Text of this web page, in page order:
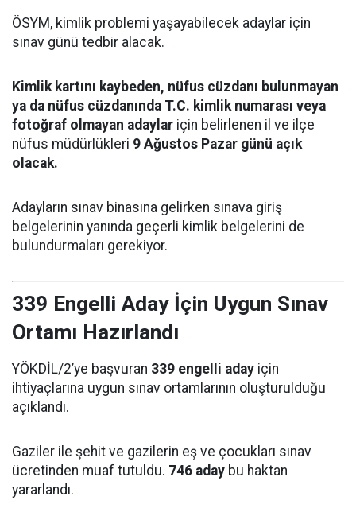
ÖSYM, kimlik problemi yaşayabilecek adaylar için
sınav günü tedbir alacak.
Kimlik kartını kaybeden, nüfus cüzdanı bulunmayan
ya da nüfus cüzdanında T.C. kimlik numarası veya
fotoğraf olmayan adaylar için belirlenen il ve ilçe
nüfus müdürlükleri 9 Ağustos Pazar günü açık
olacak.
Adayların sınav binasına gelirken sınava giriş
belgelerinin yanında geçerli kimlik belgelerini de
bulundurmaları gerekiyor.
339 Engelli Aday İçin Uygun Sınav
Ortamı Hazırlandı
YÖKDİL/2’ye başvuran 339 engelli aday için
ihtiyaçlarına uygun sınav ortamlarının oluşturulduğu
açıklandı.
Gaziler ile şehit ve gazilerin eş ve çocukları sınav
ücretinden muaf tutuldu. 746 aday bu haktan
yararlandı.